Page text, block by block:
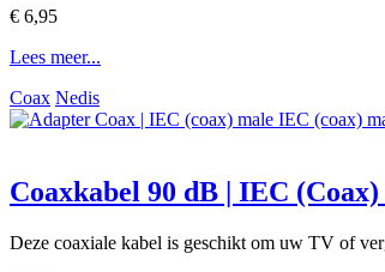
€ 6,95
Lees meer...
Coax Nedis
Coaxkabel 90 dB | IEC
Deze coaxiale kabel is geschikt om uw TV of